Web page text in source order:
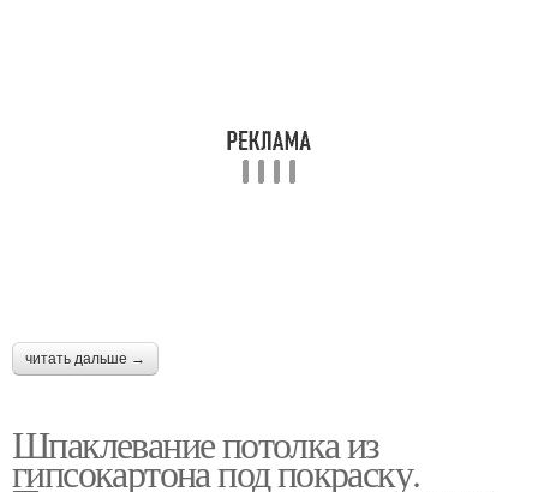
читать дальше →
Шпаклевание потолка из
гипсокартона под покраску.